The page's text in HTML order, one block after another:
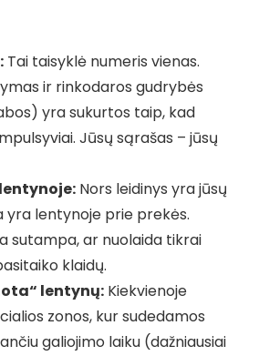
Tai taisyklė numeris vienas.
ir rinkodaros gudrybės
yra sukurtos taip, kad
Jūsų sąrašas – jūsų
Nors leidinys yra jūsų
yra lentynoje prie prekės.
sutampa, ar nuolaida tikrai
klaidų.
lentynų: Kiekvienoje
zonos, kur sudedamos
galiojimo laiku (dažniausiai